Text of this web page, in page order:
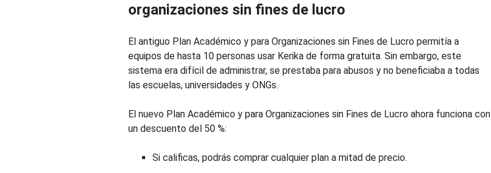
organizaciones sin fines de lucro
El antiguo Plan Académico y para Organizaciones sin Fines de Lucro permitía a
equipos de hasta 10 personas usar Kerika de forma gratuita. Sin embargo, este
sistema era difícil de administrar, se prestaba para abusos y no beneficiaba a todas
las escuelas, universidades y ONGs.
El nuevo Plan Académico y para Organizaciones sin Fines de Lucro ahora funciona con
un descuento del 50 %:
Si calificas, podrás comprar cualquier plan a mitad de precio.